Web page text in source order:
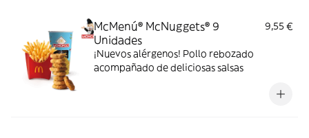
McMenú® McNuggets® 9
Unidades
9,55 €
¡Nuevos alérgenos! Pollo rebozado
acompañado de deliciosas salsas